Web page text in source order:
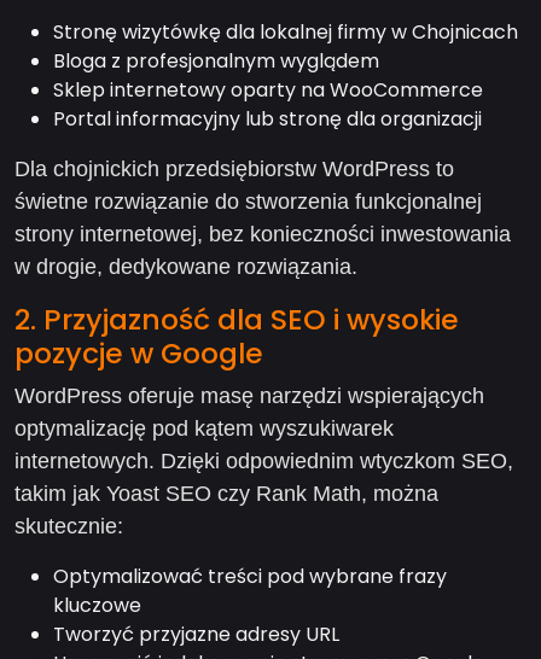
Stronę wizytówkę dla lokalnej firmy w Chojnicach
Bloga z profesjonalnym wyglądem
Sklep internetowy oparty na WooCommerce
Portal informacyjny lub stronę dla organizacji
Dla chojnickich przedsiębiorstw WordPress to
świetne rozwiązanie do stworzenia funkcjonalnej
strony internetowej, bez konieczności inwestowania
w drogie, dedykowane rozwiązania.
2. Przyjazność dla SEO i wysokie
pozycje w Google
WordPress oferuje masę narzędzi wspierających
optymalizację pod kątem wyszukiwarek
internetowych. Dzięki odpowiednim wtyczkom SEO,
takim jak Yoast SEO czy Rank Math, można
skutecznie:
Optymalizować treści pod wybrane frazy
kluczowe
Tworzyć przyjazne adresy URL